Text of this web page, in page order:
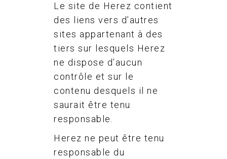
Le site de Herez contient
des liens vers d’autres
sites appartenant à des
tiers sur lesquels Herez
ne dispose d’aucun
contrôle et sur le
contenu desquels il ne
saurait être tenu
responsable.
Herez ne peut être tenu
responsable du